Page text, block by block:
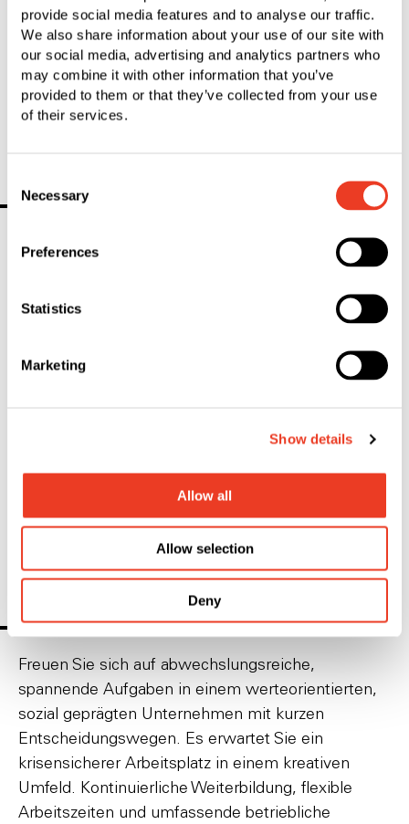
provide social media features and to analyse our traffic.
We also share information about your use of our site with
our social media, advertising and analytics partners who
may combine it with other information that you’ve
provided to them or that they’ve collected from your use
of their services.
Selection
Necessary
Preferences
Statistics
Marketing
Show details
Allow all
Allow selection
Deny
idealerweise Erfahrungen in der
Kaltumformung
Bereitschaft zum Schichtdienst
Flexibilität, Eigeninitiative und Zuverlässigkeit
Computer-Grundkenntnisse
Ihre Benefits
Umfangreiches Vergütungssystem
Betriebliche Altersvorsorge
Internationaler Austausch
Die genannten Benefits können je nach Position
und Standort variieren.
Nutzen Sie Ihre Chance
Freuen Sie sich auf abwechslungsreiche,
spannende Aufgaben in einem werteorientierten,
sozial geprägten Unternehmen mit kurzen
Entscheidungswegen. Es erwartet Sie ein
krisensicherer Arbeitsplatz in einem kreativen
Umfeld. Kontinuierliche Weiterbildung, flexible
Arbeitszeiten und umfassende betriebliche